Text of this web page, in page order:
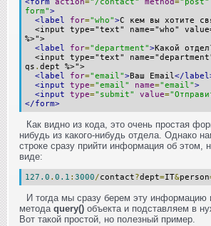
<form action="/contact" method="post"
form">
<label
for="who">С кем вы хотите
<input type="text" name="who"
%>">
<label
for="department">Какой
<input type="text"
qs . dept %>">
<label
for="email">Ваш Email</
<input
type="email" name="email">
<input
type="submit" value=
</form>
Как видно из кода, это очень простая
нибудь из какого-нибудь отдела. Однако
строке сразу прийти информация об этом,
виде:
127.0 . 0.1 : 3000/contact?dept=IT&person
И тогда мы сразу берем эту информацию
метода query() объекта и подставляем в
Вот такой простой, но полезный пример.